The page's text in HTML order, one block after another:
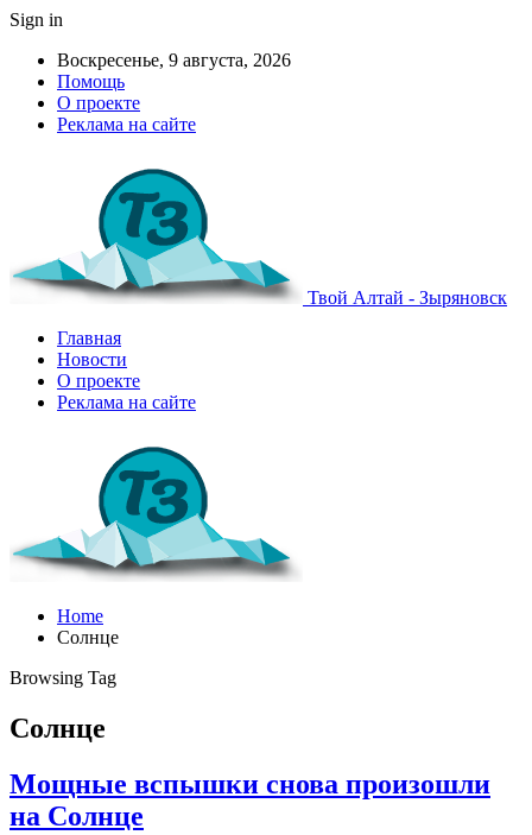
Sign in
Воскресенье, 9 августа, 2026
Помощь
О проекте
Реклама на сайте
Твой Алтай - Зыряновск
Главная
Новости
О проекте
Реклама на сайте
Home
Солнце
Browsing Tag
Солнце
Мощные вспышки снова произошли
на Солнце